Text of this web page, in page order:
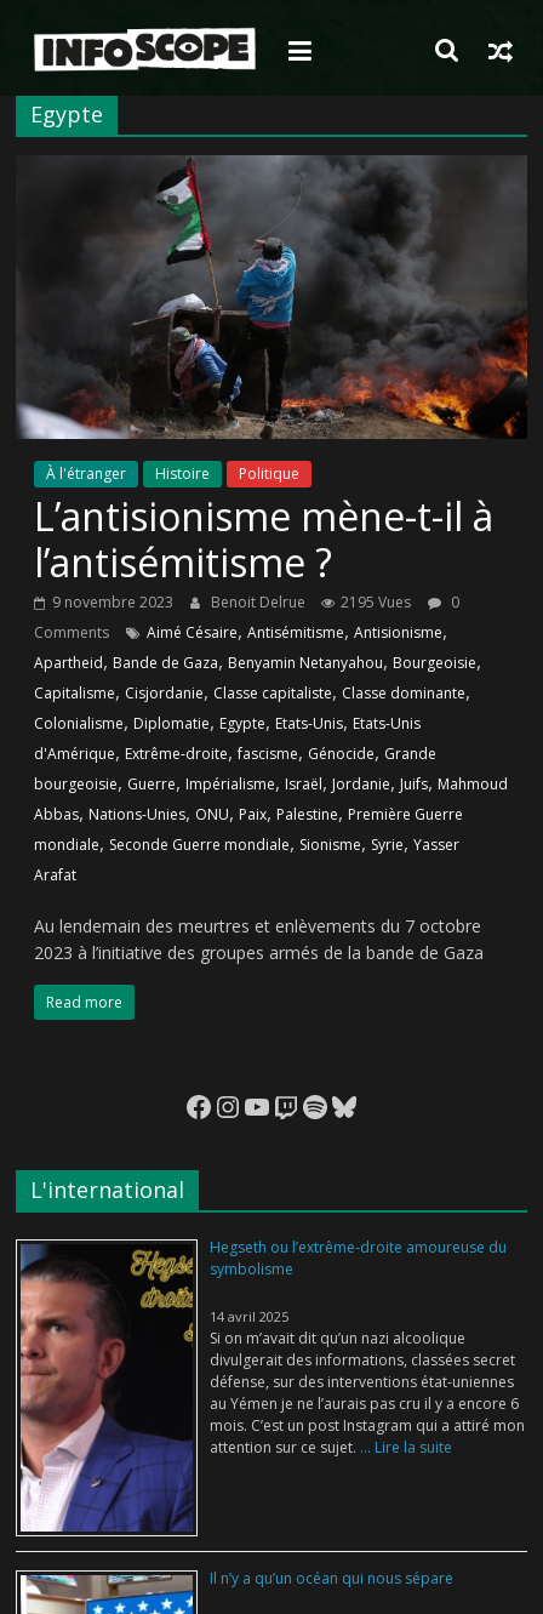
contenu
Egypte
À l'étranger Histoire Politique
L’antisionisme mène-t-il à
l’antisémitisme ?
9 novembre 2023 Benoit Delrue 2195 Vues
0
Comments
Aimé Césaire,Antisémitisme,Antisionisme,
Apartheid, Bande de Gaza, Benyamin Netanyahou, Bourgeoisie,
Capitalisme, Cisjordanie, Classe capitaliste, Classe dominante,
Colonialisme, Diplomatie, Egypte, Etats-Unis, Etats-Unis
d'Amérique, Extrême-droite,fascisme, Génocide, Grande
bourgeoisie, Guerre, Impérialisme, Israël, Jordanie, Juifs, Mahmoud
Abbas, Nations-Unies, ONU, Paix, Palestine, Première Guerre
mondiale, Seconde Guerre mondiale, Sionisme, Syrie,Yasser
Arafat
Au lendemain des meurtres et enlèvements du 7 octobre
2023 à l’initiative des groupes armés de la bande de Gaza
Read more
Facebook
Instagram
YouTube
Twitch
Spotify
Bluesky
L'international
Hegseth ou l’extrême-droite amoureuse du
symbolisme
14 avril 2025
Si on m’avait dit qu’un nazi alcoolique
divulgerait des informations, classées secret
défense, sur des interventions état-uniennes
au Yémen je ne l’aurais pas cru il y a encore 6
mois. C’est un post Instagram qui a attiré mon
attention sur ce sujet. ... Lire la suite
Il n’y a qu’un océan qui nous sépare